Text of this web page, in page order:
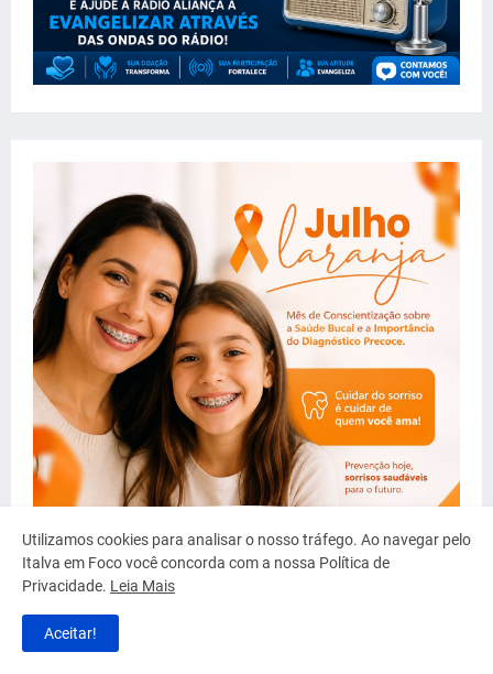
Utilizamos cookies para analisar o nosso tráfego. Ao navegar pelo
Italva em Foco você concorda com a nossa Política de
Privacidade. Leia Mais
Aceitar!